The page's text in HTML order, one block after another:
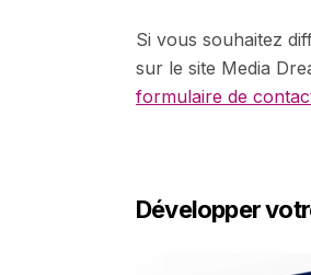
Si vous souhaitez
sur le site Media
formulaire de
Développer